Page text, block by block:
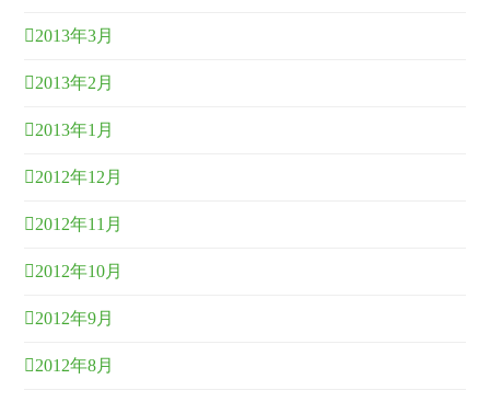
2013年3月
2013年2月
2013年1月
2012年12月
2012年11月
2012年10月
2012年9月
2012年8月